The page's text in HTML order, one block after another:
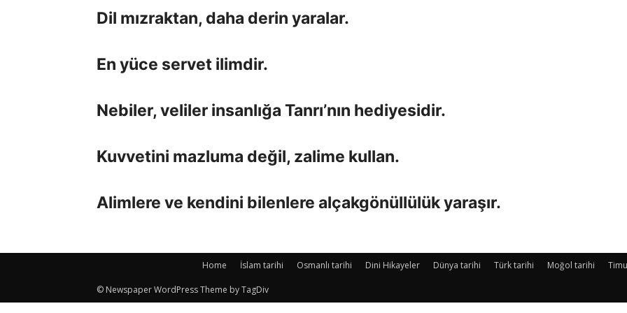
Dil mızraktan, daha derin yaralar.
En yüce servet ilimdir.
Nebiler, veliler insanlığa Tanrı’nın hediyesidir.
Kuvvetini mazluma değil, zalime kullan.
Alimlere ve kendini bilenlere alçakgönüllülük yaraşır.
Home İslam tarihi Osmanlı tarihi Dini Hikayeler Dünya tarihi Türk tarihi Moğol tarihi
© Newspaper WordPress Theme by TagDiv